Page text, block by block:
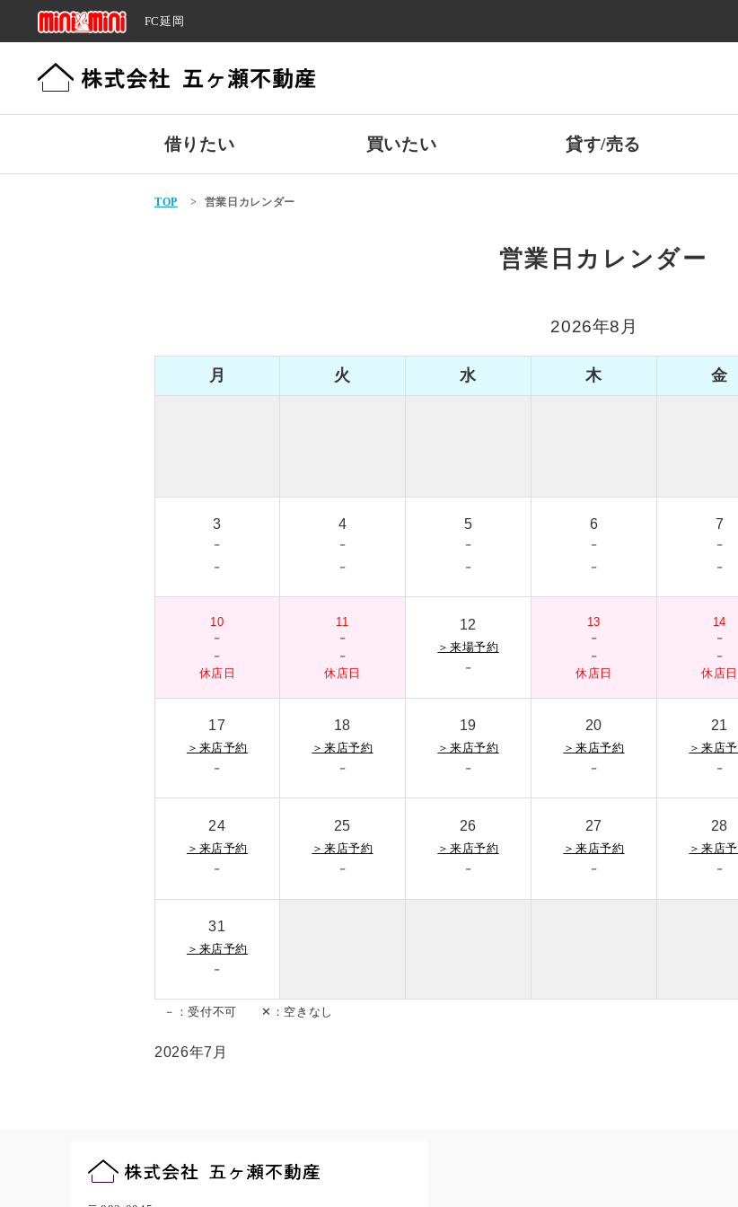
FC延岡
借りたい 買いたい 貸す/売る
TOP > 営業日カレンダー
営業日カレンダー
2026年8月
月 火 水 木 金
3
-
-
4
-
-
5
-
-
6
-
-
7
-
-
10
-
-
休店日
11
-
-
休店日
12
＞来場予約
-
13
-
-
休店日
14
-
-
休店日
17
＞ 来店予約
-
18
＞来店予約
-
19
＞来店予約
-
20
＞来店予約
-
21
＞来店
-
24
＞ 来店予約
-
25
＞来店予約
-
26
＞来店予約
-
27
＞来店予約
-
28
＞来店
-
31
＞ 来店予約
-
－：受付不可 ✕：空きなし
2026年7月